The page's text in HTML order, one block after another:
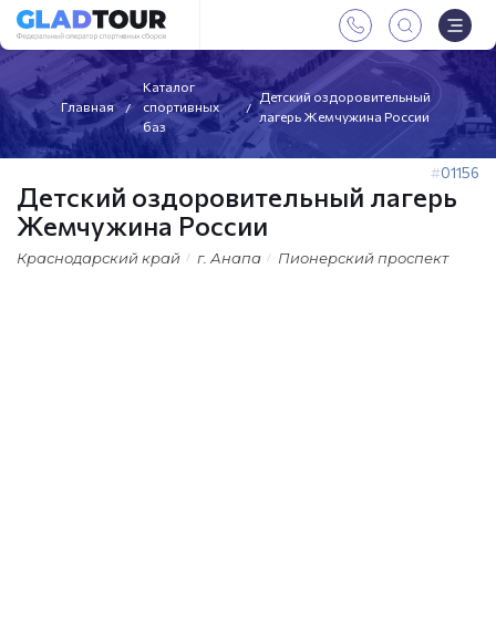
Главная
Каталог
спортивных
баз
Детский оздоровительный
лагерь Жемчужина России
01156
Детский оздоровительный лагерь
Жемчужина России
Краснодарский край г. Анапа Пионерский проспект